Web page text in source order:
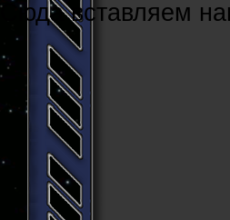
Cюда вставляем